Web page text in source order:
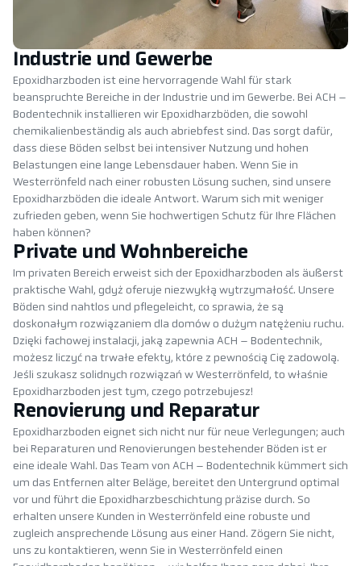
Industrie und Gewerbe
Epoxidharzboden ist eine hervorragende Wahl für stark
beanspruchte Bereiche in der Industrie und im Gewerbe. Bei ACH –
Bodentechnik installieren wir Epoxidharzböden, die sowohl
chemikalienbeständig als auch abriebfest sind. Das sorgt dafür,
dass diese Böden selbst bei intensiver Nutzung und hohen
Belastungen eine lange Lebensdauer haben. Wenn Sie in
Westerrönfeld nach einer robusten Lösung suchen, sind unsere
Epoxidharzböden die ideale Antwort. Warum sich mit weniger
zufrieden geben, wenn Sie hochwertigen Schutz für Ihre Flächen
haben können?
Private und Wohnbereiche
Im privaten Bereich erweist sich der Epoxidharzboden als äußerst
praktische Wahl, gdyż oferuje niezwykłą wytrzymałość. Unsere
Böden sind nahtlos und pflegeleicht, co sprawia, że są
doskonałym rozwiązaniem dla domów o dużym natężeniu ruchu.
Dzięki fachowej instalacji, jaką zapewnia ACH – Bodentechnik,
możesz liczyć na trwałe efekty, które z pewnością Cię zadowolą.
Jeśli szukasz solidnych rozwiązań w Westerrönfeld, to właśnie
Epoxidharzboden jest tym, czego potrzebujesz!
Renovierung und Reparatur
Epoxidharzboden eignet sich nicht nur für neue Verlegungen; auch
bei Reparaturen und Renovierungen bestehender Böden ist er
eine ideale Wahl. Das Team von ACH – Bodentechnik kümmert sich
um das Entfernen alter Beläge, bereitet den Untergrund optimal
vor und führt die Epoxidharzbeschichtung präzise durch. So
erhalten unsere Kunden in Westerrönfeld eine robuste und
zugleich ansprechende Lösung aus einer Hand. Zögern Sie nicht,
uns zu kontaktieren, wenn Sie in Westerrönfeld einen